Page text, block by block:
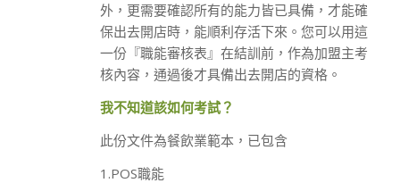
外，更需要確認所有的能力皆已具備，才能確
保出去開店時，能順利存活下來。您可以用這
一份『職能審核表』在結訓前，作為加盟主考
核內容，通過後才具備出去開店的資格。
我不知道該如何考試？
此份文件為餐飲業範本，已包含
1.POS職能